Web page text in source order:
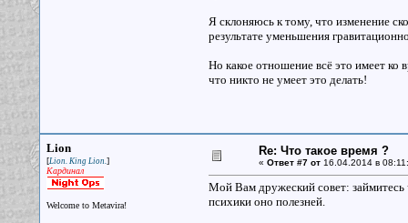
Я склоняюсь к тому, что изменение
результате уменьшения
Но какое отношение всё это имеет
что никто не умеет это делать!
Lion
[Lion. King Lion.]
Кардинал
Welcome to Metavira!
Re: Что такое время ?
« Ответ #7 от16.04.2014 в
Мой Вам дружеский совет: займитесь
психики оно полезней.